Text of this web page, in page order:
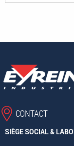
CONTACT
SIÈGE SOCIAL &